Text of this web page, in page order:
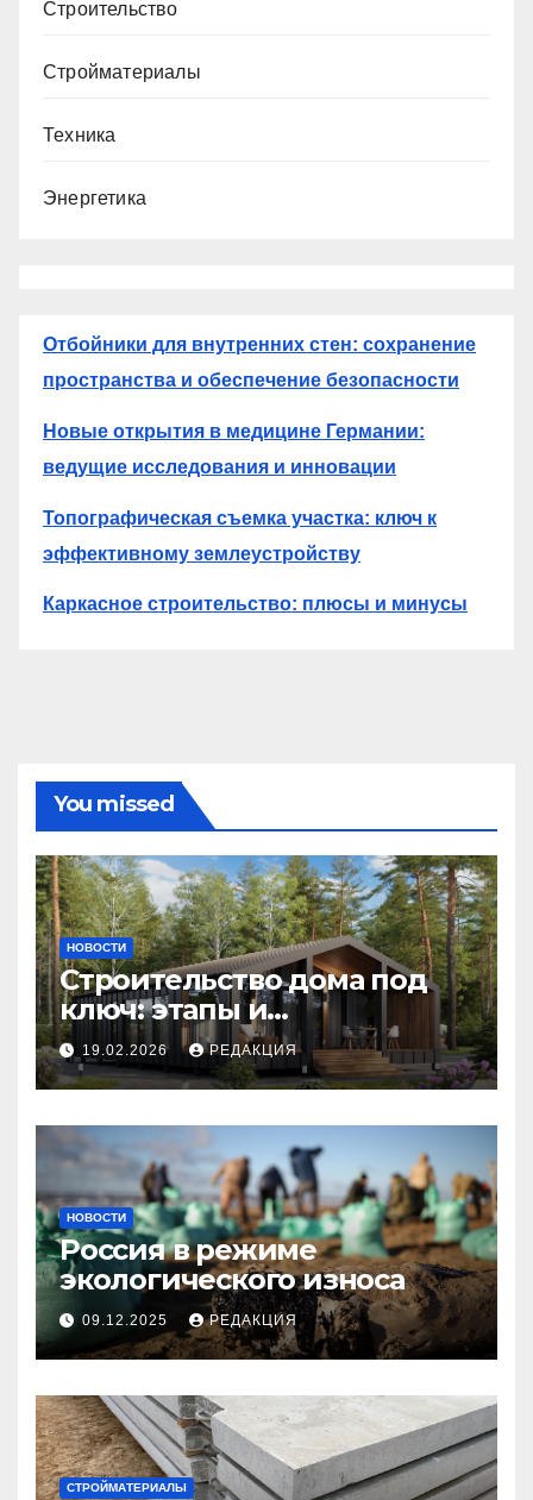
Строительство
Стройматериалы
Техника
Энергетика
Отбойники для внутренних стен: сохранение
пространства и обеспечение безопасности
Новые открытия в медицине Германии:
ведущие исследования и инновации
Топографическая съемка участка: ключ к
эффективному землеустройству
Каркасное строительство: плюсы и минусы
You missed
НОВОСТИ
Строительство дома под
ключ: этапы и
планирование бюджета
19.02.2026 РЕДАКЦИЯ
НОВОСТИ
Россия в режиме
экологического износа
09.12.2025 РЕДАКЦИЯ
СТРОЙМАТЕРИАЛЫ